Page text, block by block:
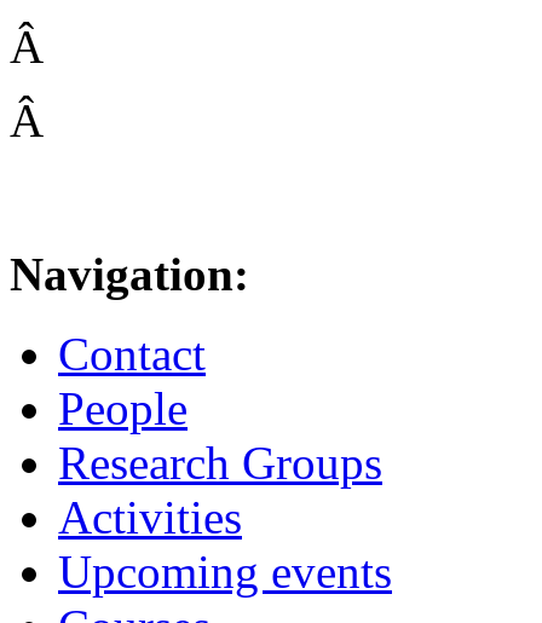
Â
Â
Navigation:
Contact
People
Research Groups
Activities
Upcoming events